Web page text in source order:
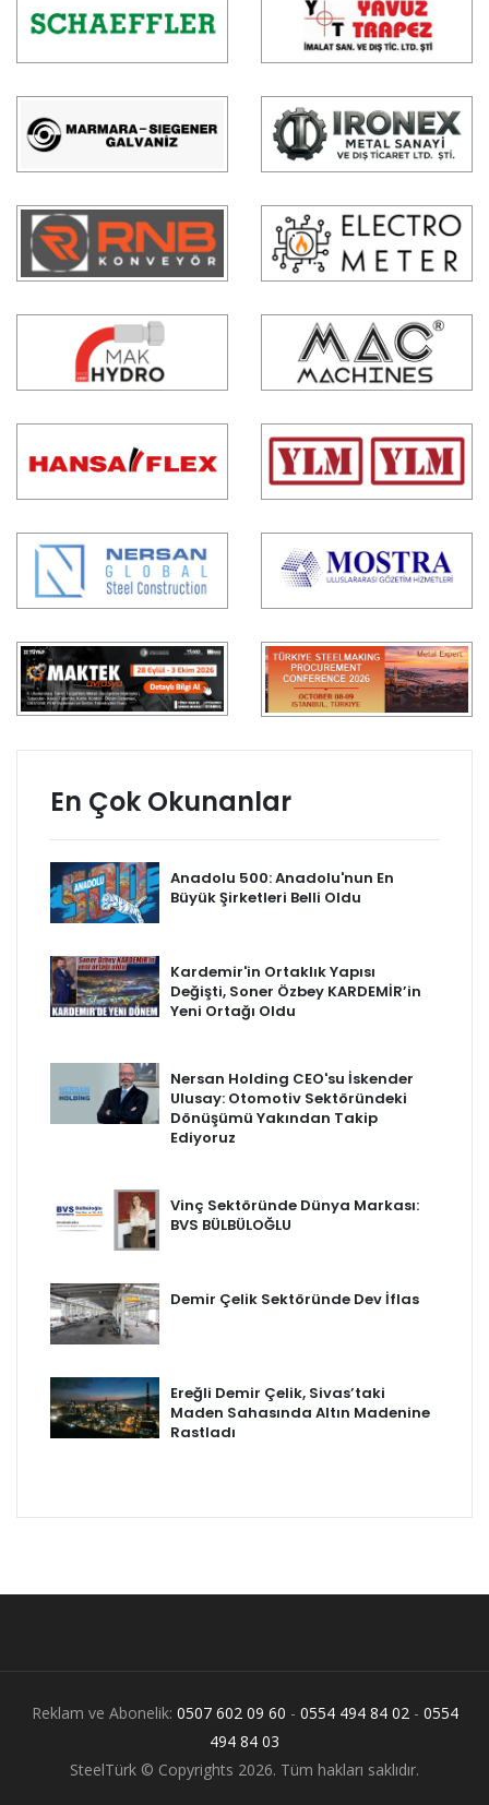
En Çok Okunanlar
Anadolu 500: Anadolu'nun En
Büyük Şirketleri Belli Oldu
Kardemir'in Ortaklık Yapısı
Değişti, Soner Özbey KARDEMİR’in
Yeni Ortağı Oldu
Nersan Holding CEO'su İskender
Ulusay: Otomotiv Sektöründeki
Dönüşümü Yakından Takip
Ediyoruz
Vinç Sektöründe Dünya Markası:
BVS BÜLBÜLOĞLU
Demir Çelik Sektöründe Dev İflas
Ereğli Demir Çelik, Sivas’taki
Maden Sahasında Altın Madenine
Rastladı
Reklam ve Abonelik: 0507 602 09 60 - 0554 494 84 02- 0554
494 84 03
SteelTürk © Copyrights 2026. Tüm hakları saklıdır.